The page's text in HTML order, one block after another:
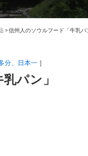
>信州人のソウルフード「牛乳パ
分、日本一 ］
パン」